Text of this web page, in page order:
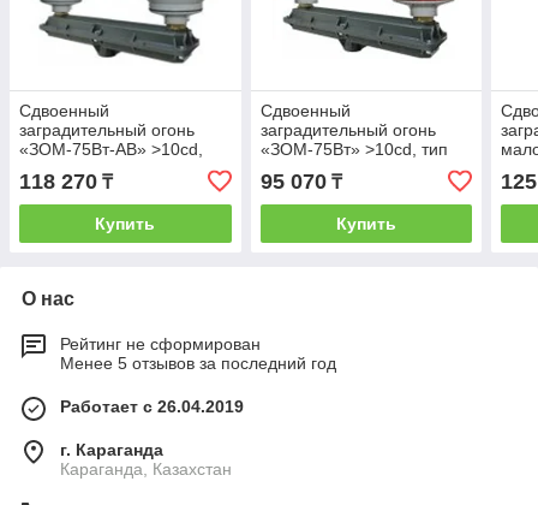
Сдвоенный
заградительный огонь
«ЗОМ-75Вт-АВ» >10cd,
118 270 ₸
Купить
Сдвоенный
заградительный огонь
«ЗОМ-75Вт» >10cd, тип
95 070₸
Купить
О нас
Рейтинг не сформирован
Менее 5 отзывов за последний год
Работает с 26.04.2019
г. Караганда
Караганда, Казахстан